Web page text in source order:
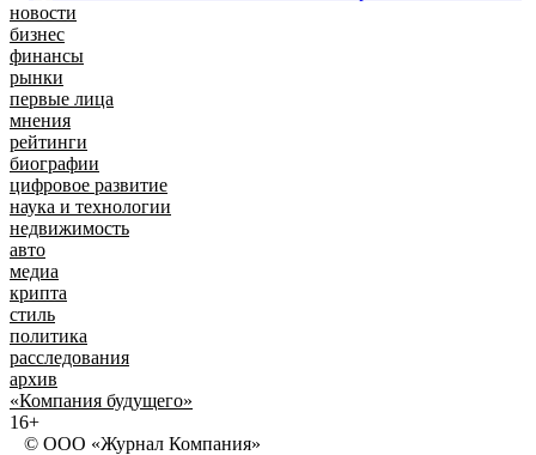
новости
бизнес
финансы
рынки
первые лица
мнения
рейтинги
биографии
цифровое развитие
наука и технологии
недвижимость
авто
медиа
крипта
стиль
политика
расследования
архив
«Компания будущего»
16+
© ООО «Журнал Компания»